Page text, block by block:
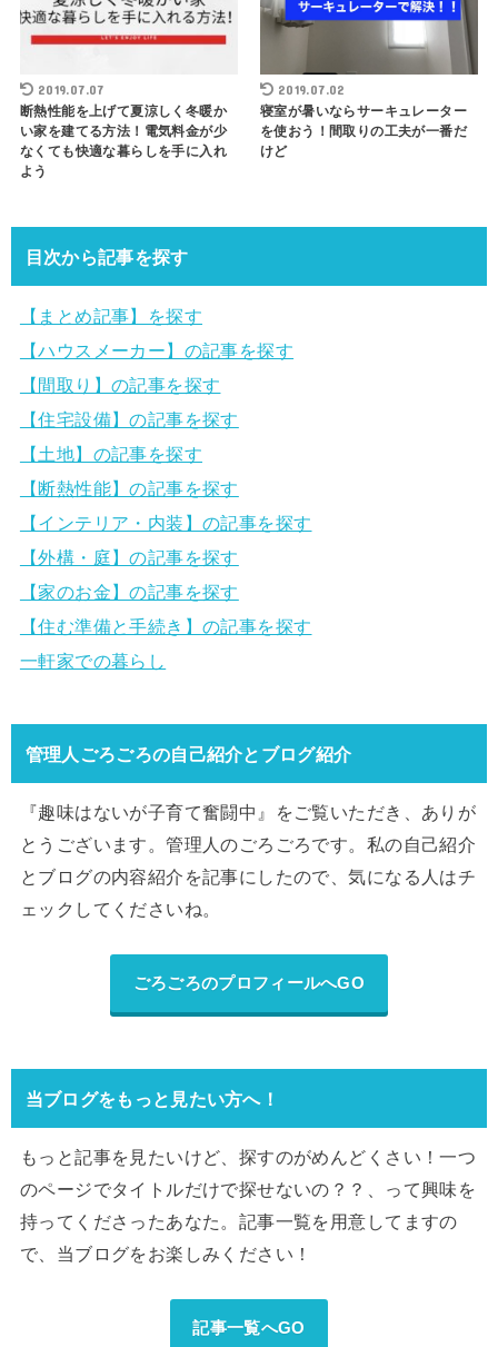
2019.07.07
断熱性能を上げて夏涼しく冬暖か
い家を建てる方法！電気料金が少
なくても快適な暮らしを手に入れ
よう
2019.07.02
寝室が暑いならサーキュレーター
を使おう！間取りの工夫が一番だ
けど
目次から記事を探す
【まとめ記事】を探す
【ハウスメーカー】の記事を探す
【間取り】の記事を探す
【住宅設備】の記事を探す
【土地】の記事を探す
【断熱性能】の記事を探す
【インテリア・内装】の記事を探す
【外構・庭】の記事を探す
【家のお金】の記事を探す
【住む準備と手続き】の記事を探す
一軒家での暮らし
管理人ごろごろの自己紹介とブログ紹介
『趣味はないが子育て奮闘中』をご覧いただき、ありが
とうございます。管理人のごろごろです。私の自己紹介
とブログの内容紹介を記事にしたので、気になる人はチ
ェックしてくださいね。
ごろごろのプロフィールへGO
当ブログをもっと見たい方へ！
もっと記事を見たいけど、探すのがめんどくさい！一つ
のページでタイトルだけで探せないの？？、って興味を
持ってくださったあなた。記事一覧を用意してますの
で、当ブログをお楽しみください！
記事一覧へGO